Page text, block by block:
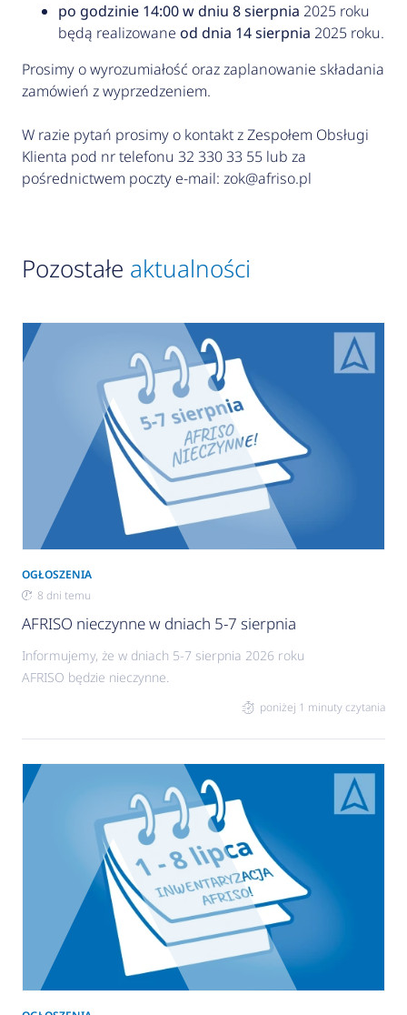
po godzinie 14:00 w dniu 8 sierpnia 2025 roku
będą realizowane od dnia 14 sierpnia 2025 roku.
Prosimy o wyrozumiałość oraz zaplanowanie składania
zamówień z wyprzedzeniem.
W razie pytań prosimy o kontakt z Zespołem Obsługi
Klienta pod nr telefonu 32 330 33 55 lub za
pośrednictwem poczty e-mail: zok@afriso.pl
Pozostałe aktualności
OGŁOSZENIA
8 dni temu
AFRISO nieczynne w dniach 5-7 sierpnia
Informujemy, że w dniach 5-7 sierpnia 2026 roku
AFRISO będzie nieczynne.
poniżej 1 minuty czytania